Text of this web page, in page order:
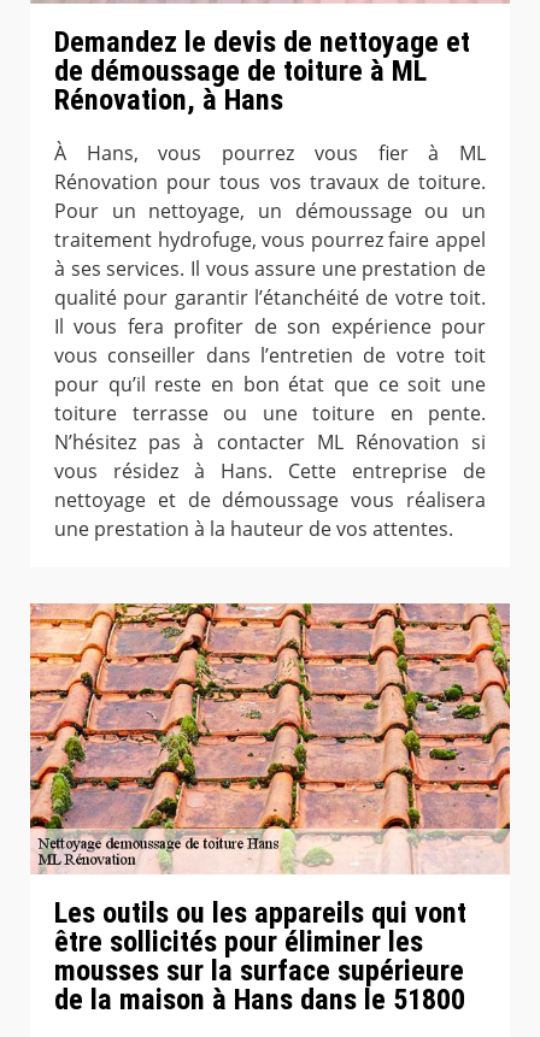
Demandez le devis de nettoyage et
de démoussage de toiture à ML
Rénovation, à Hans
À Hans, vous pourrez vous fier à ML
Rénovation pour tous vos travaux de toiture.
Pour un nettoyage, un démoussage ou un
traitement hydrofuge, vous pourrez faire appel
à ses services. Il vous assure une prestation de
qualité pour garantir l’étanchéité de votre toit.
Il vous fera profiter de son expérience pour
vous conseiller dans l’entretien de votre toit
pour qu’il reste en bon état que ce soit une
toiture terrasse ou une toiture en pente.
N’hésitez pas à contacter ML Rénovation si
vous résidez à Hans. Cette entreprise de
nettoyage et de démoussage vous réalisera
une prestation à la hauteur de vos attentes.
Les outils ou les appareils qui vont
être sollicités pour éliminer les
mousses sur la surface supérieure
de la maison à Hans dans le 51800